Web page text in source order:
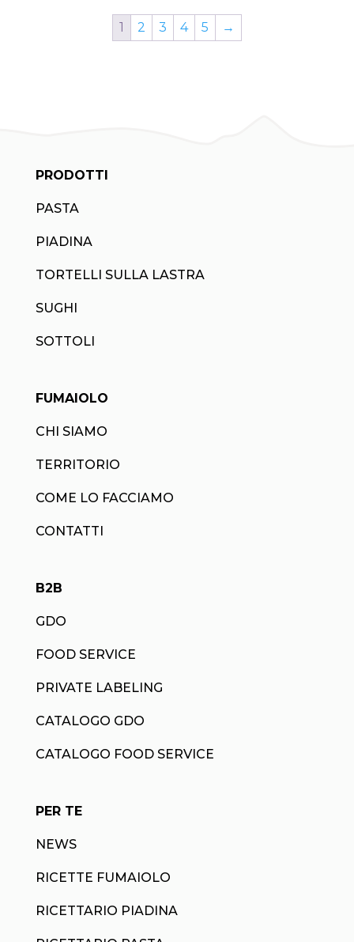
1 2 3 4 5 →
PRODOTTI
PASTA
PIADINA
TORTELLI SULLA LASTRA
SUGHI
SOTTOLI
FUMAIOLO
CHI SIAMO
TERRITORIO
COME LO FACCIAMO
CONTATTI
B2B
GDO
FOOD SERVICE
PRIVATE LABELING
CATALOGO GDO
CATALOGO FOOD SERVICE
PER TE
NEWS
RICETTE FUMAIOLO
RICETTARIO PIADINA